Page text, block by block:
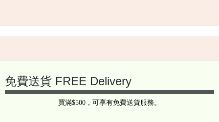
Back
免費送貨 FREE Delivery
買滿$500，可享有免費送貨服務。